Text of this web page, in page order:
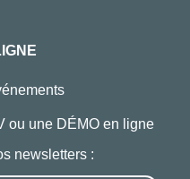
ou une DÉMO en ligne
newsletters :